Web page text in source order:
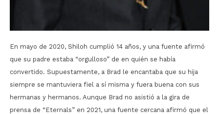
En mayo de 2020, Shiloh cumplió 14 años, y una fuente afirmó
que su padre estaba “orgulloso” de en quién se había
convertido. Supuestamente, a Brad le encantaba que su hija
siempre se mantuviera fiel a sí misma y fuera buena con sus
hermanas y hermanos. Aunque Brad no asistió a la gira de
prensa de “Eternals” en 2021, una fuente cercana afirmó que el